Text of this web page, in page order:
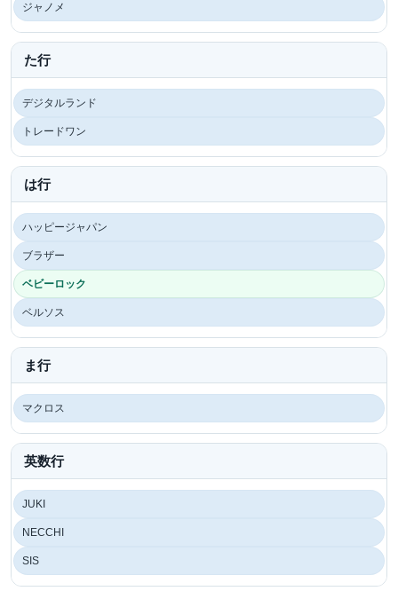
ジャノメ
た行
デジタルランド
トレードワン
は行
ハッピージャパン
ブラザー
ベビーロック
ベルソス
ま行
マクロス
英数行
JUKI
NECCHI
SIS